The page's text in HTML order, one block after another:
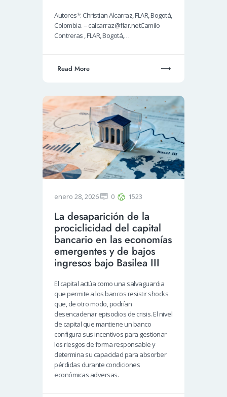
Autores*: Christian Alcarraz, FLAR, Bogotá,
Colombia. – calcarraz@flar.netCamilo
Contreras , FLAR, Bogotá,…
Read More
enero 28, 2026 0 1523
La desaparición de la
prociclicidad del capital
bancario en las economías
emergentes y de bajos
ingresos bajo Basilea III
El capital actúa como una salvaguardia
que permite a los bancos resistir shocks
que, de otro modo, podrían
desencadenar episodios de crisis. El nivel
de capital que mantiene un banco
configura sus incentivos para gestionar
los riesgos de forma responsable y
determina su capacidad para absorber
pérdidas durante condiciones
económicas adversas.